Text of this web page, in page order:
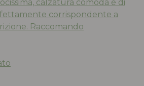
calzatura comoda e di
corrispondente a
Raccomando